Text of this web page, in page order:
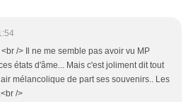
/> Il ne me semble pas avoir vu MP
états d'âme... Mais c'est joliment dit tout
mélancolique de part ses souvenirs.. Les
/>